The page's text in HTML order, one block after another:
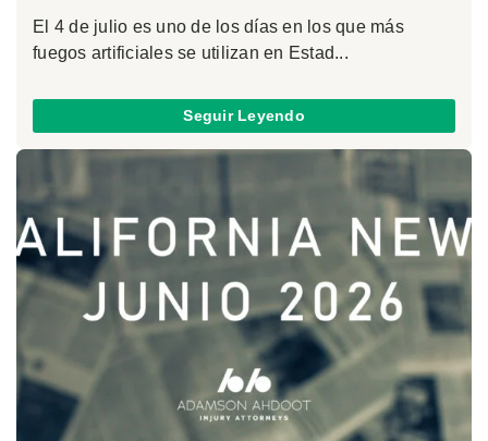
El 4 de julio es uno de los días en los que más
fuegos artificiales se utilizan en Estad...
Seguir Leyendo